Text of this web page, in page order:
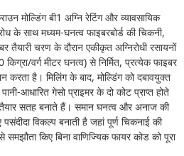
मोल्डिंग बी1 अग्नि रेटिंग और व्यावसायिक
के साथ मध्यम-घनत्व फाइबरबोर्ड की चिकनी,
चरण के दौरान एकीकृत अग्निरोधी रसायनों
वर्ग मीटर घनत्व) से निर्मित, प्रत्येक फाइबर
करता है। मिलिंग के बाद, मोल्डिंग को दबावयुक्त
आधारित गेसो प्राइमर के दो कोट प्राप्त होते
सतह बनाते हैं। समान घनत्व और अनाज की
विकल्प बनाती है जहां पूर्ण चिकनाई की
किए बिना वाणिज्यिक फायर कोड को पूरा